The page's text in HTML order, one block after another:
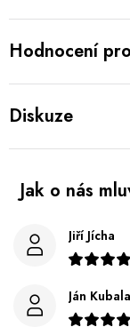
Hodnocení
Diskuze
Jiří Jícha
Ján Kubala